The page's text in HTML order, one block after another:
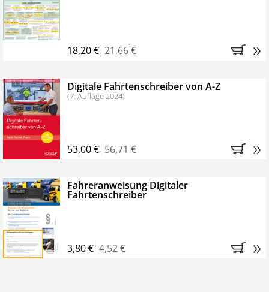
Bestellen Sie jetzt das VerkehrsRundschau Profipaket im
Kennenlern-Abo für zwei Monate (inkl. der derzeitig
Monaten brauchen Sie nichts weiter tun, das
Abonnement endet automatisch, es entstehen keine
weiteren Verpflichtungen.
18,20 € 21,66 € »
Digitale Fahrtenschreiber von A-Z
(7. Auflage 2024)
53,00 € 56,71 € »
Fahreranweisung Digitaler
Fahrtenschreiber
3,80 € 4,52 € »